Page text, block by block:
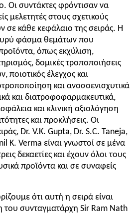
Οι συντάκτες φρόντισαν να
μελετητές στους σχετικούς
σε κάθε κεφάλαιο της σειράς. Η
φάσμα θεμάτων που
όπως εκχύλιση,
δομικές τροποποιήσεις
ποιοτικός έλεγχος και
και ανοσοενισχυτικά
και διατροφοφαρμακευτικά,
και κλινική αξιολόγηση
και προκλήσεις. Οι
Dr. V.K. Gupta, Dr. S.C. Taneja,
K. Verma είναι γνωστοί σε μένα
δεκαετίες και έχουν όλοι τους
προϊόντα και σε συναφείς
ότι αυτή η σειρά είναι
συνταγματάρχη Sir Ram Nath